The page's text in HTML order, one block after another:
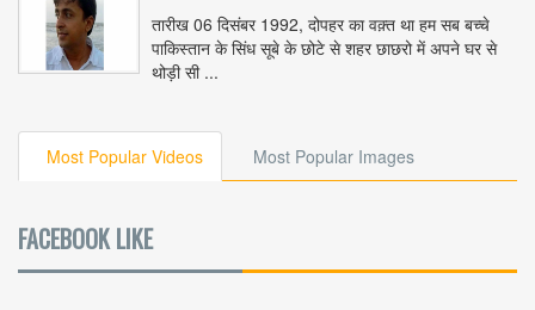
तारीख 06 दिसंबर 1992, दोपहर का वक़्त था हम सब बच्चे
पाकिस्तान के सिंध सूबे के छोटे से शहर छाछरो में अपने घर से
थोड़ी सी ...
Most Popular Videos Most Popular Images
FACEBOOK LIKE